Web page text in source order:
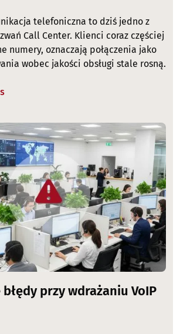
telefoniczna to dziś jedno z
Call Center. Klienci coraz częściej
numery, oznaczają połączenia jako
wobec jakości obsługi stale rosną.
przy wdrażaniu VoIP